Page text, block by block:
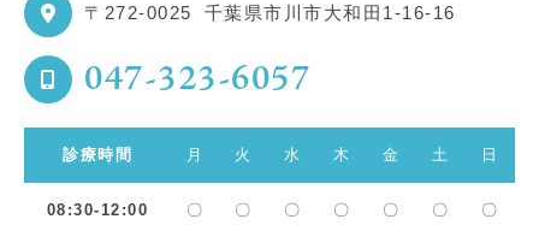
〒272-0025 千葉県市川市大和田1-16-16
047-323-6057
診療時間 月 火 水 木 金 土 日
08:30-12:00 〇 〇 〇 〇 〇 〇 〇